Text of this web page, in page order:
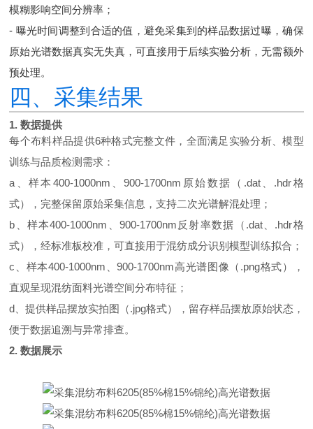
模糊影响空间分辨率；
- 曝光时间调整到合适的值，避免采集到的样品数据过曝，确保
原始光谱数据真实无失真，可直接用于后续实验分析，无需额外
预处理。
四、采集结果
1. 数据提供
每个布料样品提供6种格式完整文件，全面满足实验分析、模型
训练与品质检测需求：
a、样本400-1000nm、900-1700nm原始数据（.dat、.hdr格
式），完整保留原始采集信息，支持二次光谱解混处理；
b、样本400-1000nm、900-1700nm反射率数据（.dat、.hdr格
式），经标准板校准，可直接用于混纺成分识别模型训练拟合；
c、样本400-1000nm、900-1700nm高光谱图像（.png格式），
直观呈现混纺面料光谱空间分布特征；
d、提供样品摆放实拍图（.jpg格式），留存样品摆放原始状态，
便于数据追溯与异常排查。
2. 数据展示